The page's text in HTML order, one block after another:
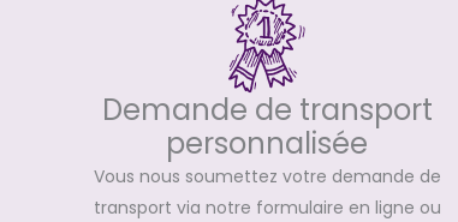
Demande de transport
personnalisée
Vous nous soumettez votre demande de
transport via notre formulaire en ligne ou